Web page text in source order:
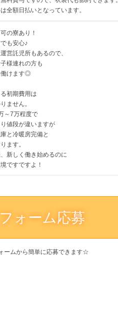
全額日払いとなっています。
の寮あり！
も安心♪
営託児所もあるので、
様連れの方も
働けます◎
初期費用は
ません。
～7万程度で
値段が違いますが
と冷暖房完備と
ます。
新しく働き始めるのに
ですですよ！
フォーム応募
ームから簡単に応募できます☆